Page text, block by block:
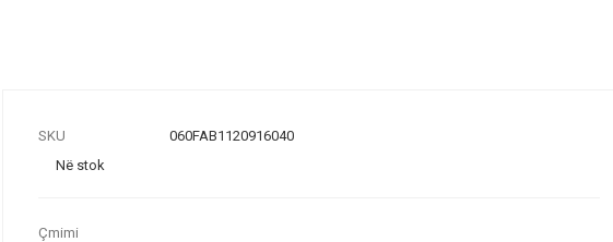
SKU
060FAB1120916040
Në stok
Çmimi